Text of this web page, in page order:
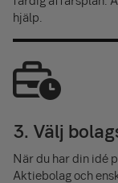
hjälp.
3. Välj
När du har din idé
Aktiebolag och